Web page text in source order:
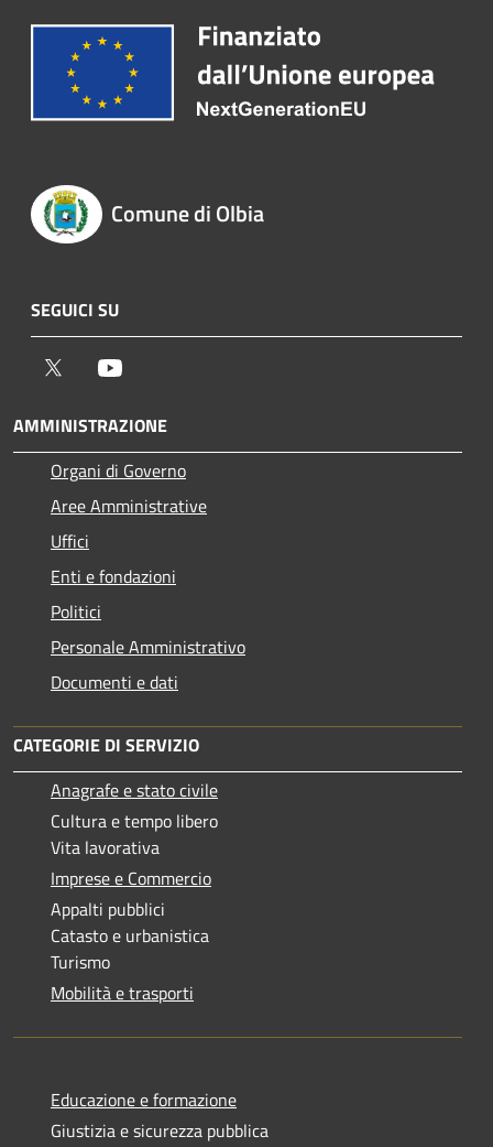
Comune di Olbia
SEGUICI SU
Twitter
AMMINISTRAZIONE
Organi di Governo
Aree Amministrative
Uffici
Enti e fondazioni
Politici
Personale Amministrativo
Documenti e dati
CATEGORIE DI SERVIZIO
Anagrafe e stato civile
Cultura e tempo libero
Vita lavorativa
Imprese e Commercio
Appalti pubblici
Catasto e urbanistica
Turismo
Mobilità e trasporti
Educazione e formazione
Giustizia e sicurezza pubblica